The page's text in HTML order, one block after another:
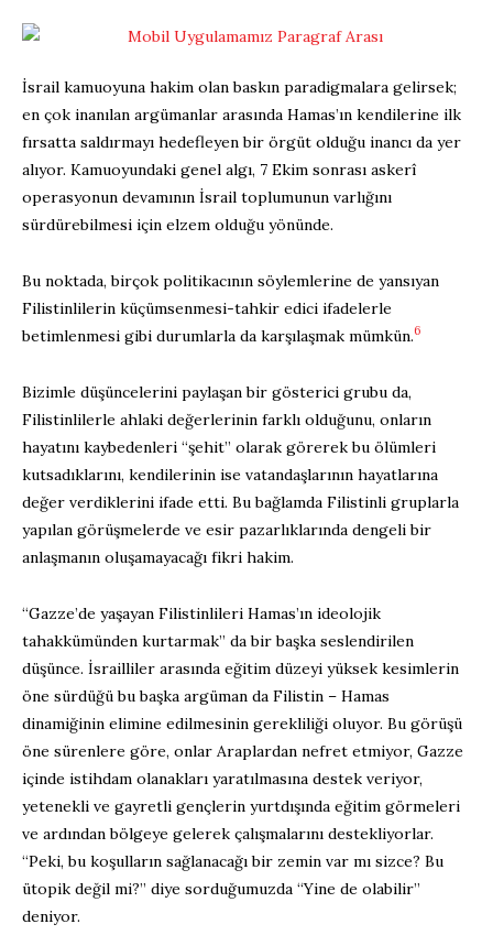
İsrail kamuoyuna hakim olan baskın paradigmalara gelirsek;
en çok inanılan argümanlar arasında Hamas’ın kendilerine ilk
fırsatta saldırmayı hedefleyen bir örgüt olduğu inancı da yer
alıyor. Kamuoyundaki genel algı, 7 Ekim sonrası askerî
operasyonun devamının İsrail toplumunun varlığını
sürdürebilmesi için elzem olduğu yönünde.
Bu noktada, birçok politikacının söylemlerine de yansıyan
Filistinlilerin küçümsenmesi-tahkir edici ifadelerle
betimlenmesi gibi durumlarla da karşılaşmak mümkün.6
Bizimle düşüncelerini paylaşan bir gösterici grubu da,
Filistinlilerle ahlaki değerlerinin farklı olduğunu, onların
hayatını kaybedenleri “şehit” olarak görerek bu ölümleri
kutsadıklarını, kendilerinin ise vatandaşlarının hayatlarına
değer verdiklerini ifade etti. Bu bağlamda Filistinli gruplarla
yapılan görüşmelerde ve esir pazarlıklarında dengeli bir
anlaşmanın oluşamayacağı fikri hakim.
“Gazze’de yaşayan Filistinlileri Hamas’ın ideolojik
tahakkümünden kurtarmak” da bir başka seslendirilen
düşünce. İsrailliler arasında eğitim düzeyi yüksek kesimlerin
öne sürdüğü bu başka argüman da Filistin – Hamas
dinamiğinin elimine edilmesinin gerekliliği oluyor. Bu görüşü
öne sürenlere göre, onlar Araplardan nefret etmiyor, Gazze
içinde istihdam olanakları yaratılmasına destek veriyor,
yetenekli ve gayretli gençlerin yurtdışında eğitim görmeleri
ve ardından bölgeye gelerek çalışmalarını destekliyorlar.
“Peki, bu koşulların sağlanacağı bir zemin var mı sizce? Bu
ütopik değil mi?” diye sorduğumuzda “Yine de olabilir”
deniyor.